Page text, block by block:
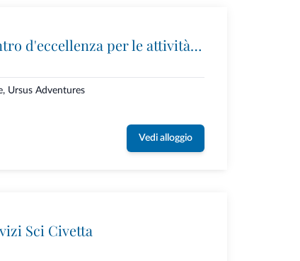
Ursus Adventures: il centro d'eccellenza per le attività outdoor premium in Trentino
Ursus Adventures
Vedi alloggio
Sci Civetta